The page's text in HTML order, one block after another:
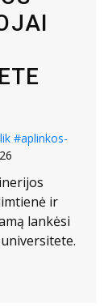
#aplinkos-
ir
lankėsi